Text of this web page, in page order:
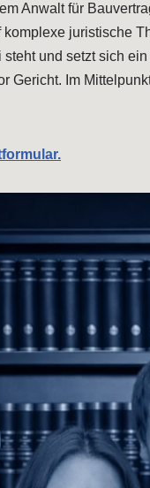
Anwalt für
komplexe juristische
und setzt sich
Gericht. Im